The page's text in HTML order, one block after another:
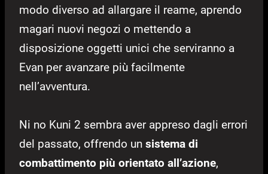
modo diverso ad allargare il reame, aprendo
magari nuovi negozi o mettendo a
disposizione oggetti unici che serviranno a
Evan per avanzare più facilmente
nell’avventura.
Ni no Kuni 2 sembra aver appreso dagli errori
del passato, offrendo un sistema di
combattimento più orientato all’azione,